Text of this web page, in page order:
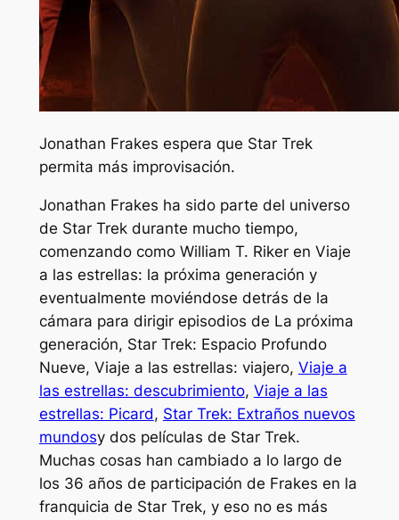
Jonathan Frakes espera que Star Trek
permita más improvisación.
Jonathan Frakes ha sido parte del universo
de Star Trek durante mucho tiempo,
comenzando como William T. Riker en Viaje
a las estrellas: la próxima generación y
eventualmente moviéndose detrás de la
cámara para dirigir episodios de La próxima
generación, Star Trek: Espacio Profundo
Nueve, Viaje a las estrellas: viajero, Viaje a
las estrellas: descubrimiento, Viaje a las
estrellas: Picard, Star Trek: Extraños nuevos
mundosy dos películas de Star Trek.
Muchas cosas han cambiado a lo largo de
los 36 años de participación de Frakes en la
franquicia de Star Trek, y eso no es más